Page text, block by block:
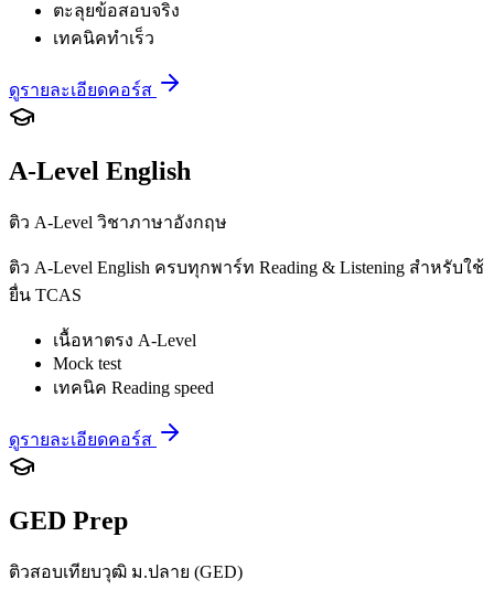
ตะลุยข้อสอบจริง
เทคนิคทำเร็ว
ดูรายละเอียดคอร์ส
A-Level English
ติว A-Level วิชาภาษาอังกฤษ
ติว A-Level English ครบทุกพาร์ท Reading & Listening สำหรับใช้
ยื่น TCAS
เนื้อหาตรง A-Level
Mock test
เทคนิค Reading speed
ดูรายละเอียดคอร์ส
GED Prep
ติวสอบเทียบวุฒิ ม.ปลาย (GED)